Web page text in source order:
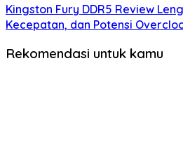
Kingston Fury DDR5 Review
Kecepatan, dan Potensi
Rekomendasi untuk kamu